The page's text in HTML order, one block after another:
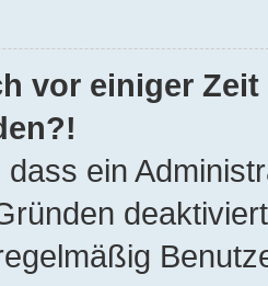
vor einiger
ein